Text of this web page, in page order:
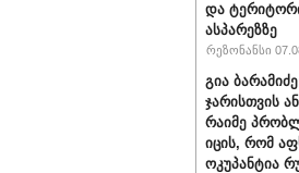
და
ასპარეზზე
რეზონანსი
გია
ჯარისთვის
რაიმე
იცის, რომ
ოკუპანტია